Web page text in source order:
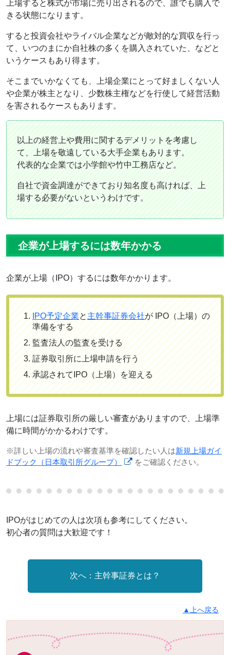
上場すると株式が市場に売り出されるので、誰でも購入で
きる状態になります。
すると投資会社やライバル企業などが敵対的な買収を行っ
て、いつのまにか自社株の多くを購入されていた、などと
いうケースもあり得ます。
そこまでいかなくても、上場企業にとって好ましくない人
や企業が株主となり、少数株主権などを行使して経営活動
を害されるケースもあります。
以上の経営上や費用に関するデメリットを考慮し
て、上場を敬遠している大手企業もあります。
代表的な企業では小学館や竹中工務店など。
自社で資金調達ができており知名度も高ければ、上
場する必要がないというわけです。
企業が上場するには数年かかる
企業が上場（IPO）するには数年かかります。
IPO予定企業と 主幹事証券会社が IPO（上場）の
準備をする
監査法人の監査を受ける
証券取引所に上場申請を行う
承認されてIPO（上場）を迎える
上場には証券取引所の厳しい審査がありますので、上場準
備に時間がかかるわけです。
※詳しい上場の流れや審査基準を確認したい人は新規上場ガイ
ドブック（日本取引所グループ）
をご確認ください。
IPOがはじめての人は次項も参考にしてください。
初心者の質問は大歓迎です！
主幹事証券とは？
▲上へ戻る